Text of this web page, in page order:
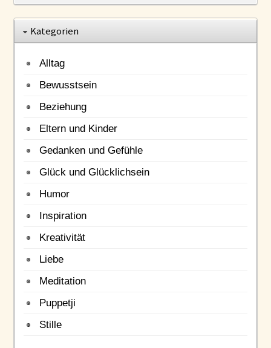
Kategorien
Alltag
Bewusstsein
Beziehung
Eltern und Kinder
Gedanken und Gefühle
Glück und Glücklichsein
Humor
Inspiration
Kreativität
Liebe
Meditation
Puppetji
Stille